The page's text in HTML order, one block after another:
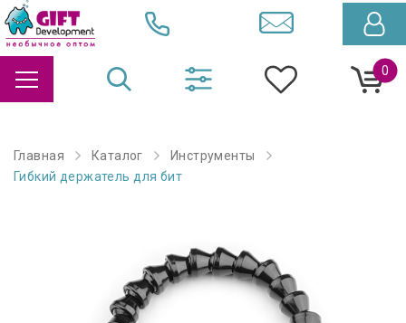
0
Главная Каталог
Инструменты
Гибкий держатель для бит